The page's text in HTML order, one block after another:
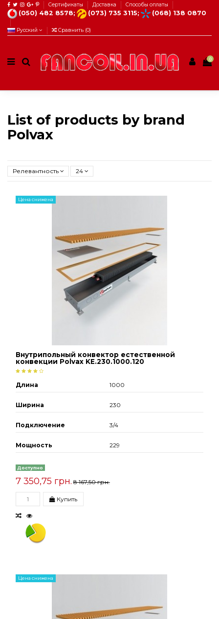
Сертификаты Доставка Способы оплаты
(050) 482 8578; (073) 735 3115; (068) 138 0870
Русский Сравнить (0)
0
List of products by brand
Polvax
Релевантность 24
Цена снижена
Внутрипольный конвектор естественной
конвекции Polvax KE.230.1000.120
Длина 1000
Ширина 230
Подключение 3/4
Мощность 229
Доступно
7 350,75 грн. 8 167,50 грн.
Купить
Цена снижена